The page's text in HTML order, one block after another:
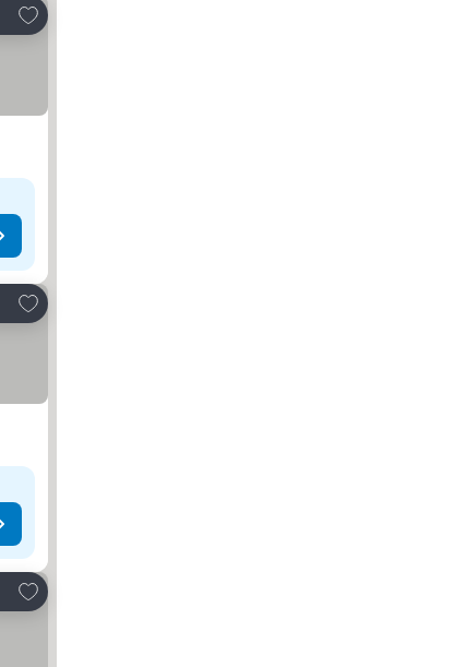
Dodati u favorite
Dodati u favorite
Dodati u favorite